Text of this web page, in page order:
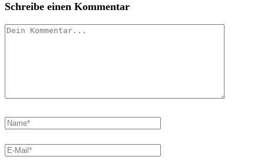
Schreibe einen Kommentar